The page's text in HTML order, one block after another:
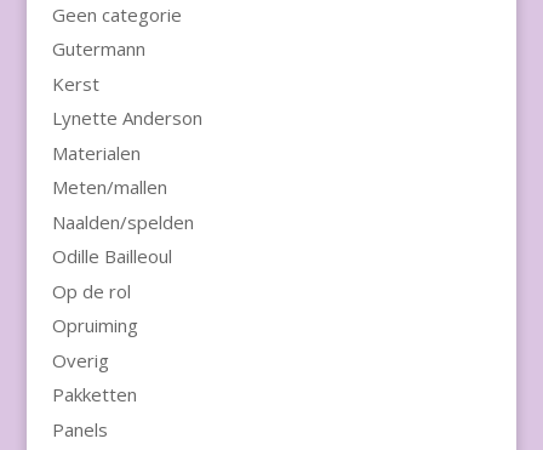
Geen categorie
Gutermann
Kerst
Lynette Anderson
Materialen
Meten/mallen
Naalden/spelden
Odille Bailleoul
Op de rol
Opruiming
Overig
Pakketten
Panels